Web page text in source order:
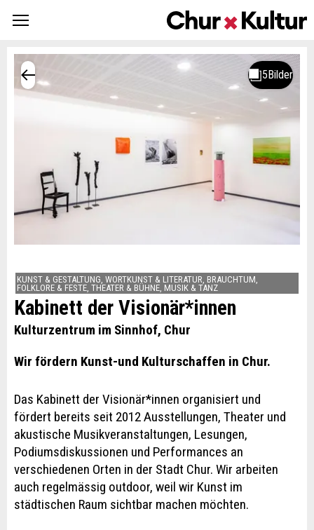
KUNST & GESTALTUNG, WORTKUNST & LITERATUR, BRAUCHTUM,
FOLKLORE & FESTE, THEATER & BÜHNE, MUSIK & TANZ
Kabinett der Visionär*innen
Kulturzentrum im Sinnhof, Chur
Wir fördern Kunst-und Kulturschaffen in Chur.
Das Kabinett der Visionär*innen organisiert und
fördert bereits seit 2012 Ausstellungen, Theater und
akustische Musikveranstaltungen, Lesungen,
Podiumsdiskussionen und Performances an
verschiedenen Orten in der Stadt Chur. Wir arbeiten
auch regelmässig outdoor, weil wir Kunst im
städtischen Raum sichtbar machen möchten.